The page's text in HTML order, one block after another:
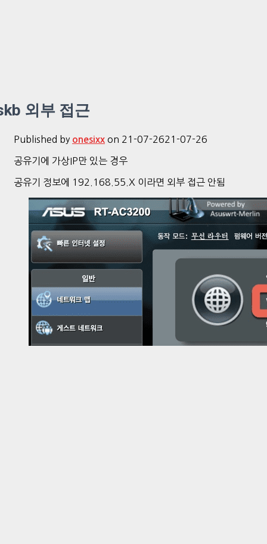
외부 접근
Published by onesixx on 21-07-2621-07-26
공유기에 가상IP만 있는 경우
공유기 정보에 192.168.55.X 이라면 외부 접근 안됨